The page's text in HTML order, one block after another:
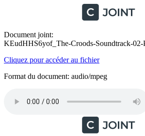
Document joint:
KEudHHS6yof_The-Croods-Soundtrack-02-
Cliquez pour accéder au fichier
Format du document: audio/mpeg